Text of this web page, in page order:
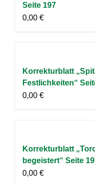
Seite 197
0,00 €
Korrekturblatt
Festlichkeiten“
0,00 €
Korrekturblatt
begeistert“ Seite
0,00 €